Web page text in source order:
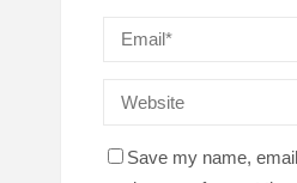
Save my name,